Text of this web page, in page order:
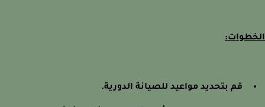
قم بتحديد مواعيد للصيانة الدورية.